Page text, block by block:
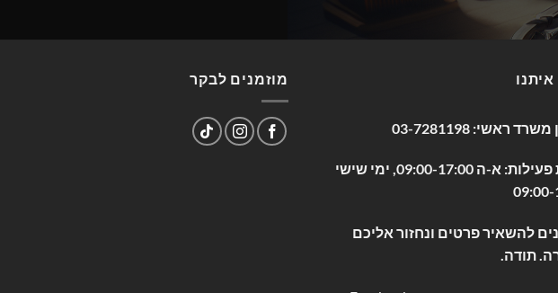
משרד ראשי: 03-7281198
שעות פעילות: א-ה 09:00-17:00, ימי שישי
09:00-
להשאיר פרטים ונחזור אליכם
תודה.
מוזמנים לבקר